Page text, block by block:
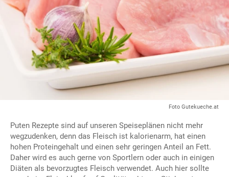
Foto Gutekueche.at
Puten Rezepte sind auf unseren Speiseplänen nicht mehr
wegzudenken, denn das Fleisch ist kalorienarm, hat einen
hohen Proteingehalt und einen sehr geringen Anteil an Fett.
Daher wird es auch gerne von Sportlern oder auch in einigen
Diäten als bevorzugtes Fleisch verwendet. Auch hier sollte